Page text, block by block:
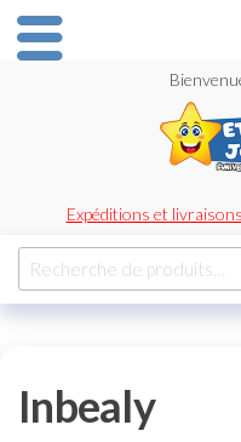
Expéditions et livraisons
Inbealy